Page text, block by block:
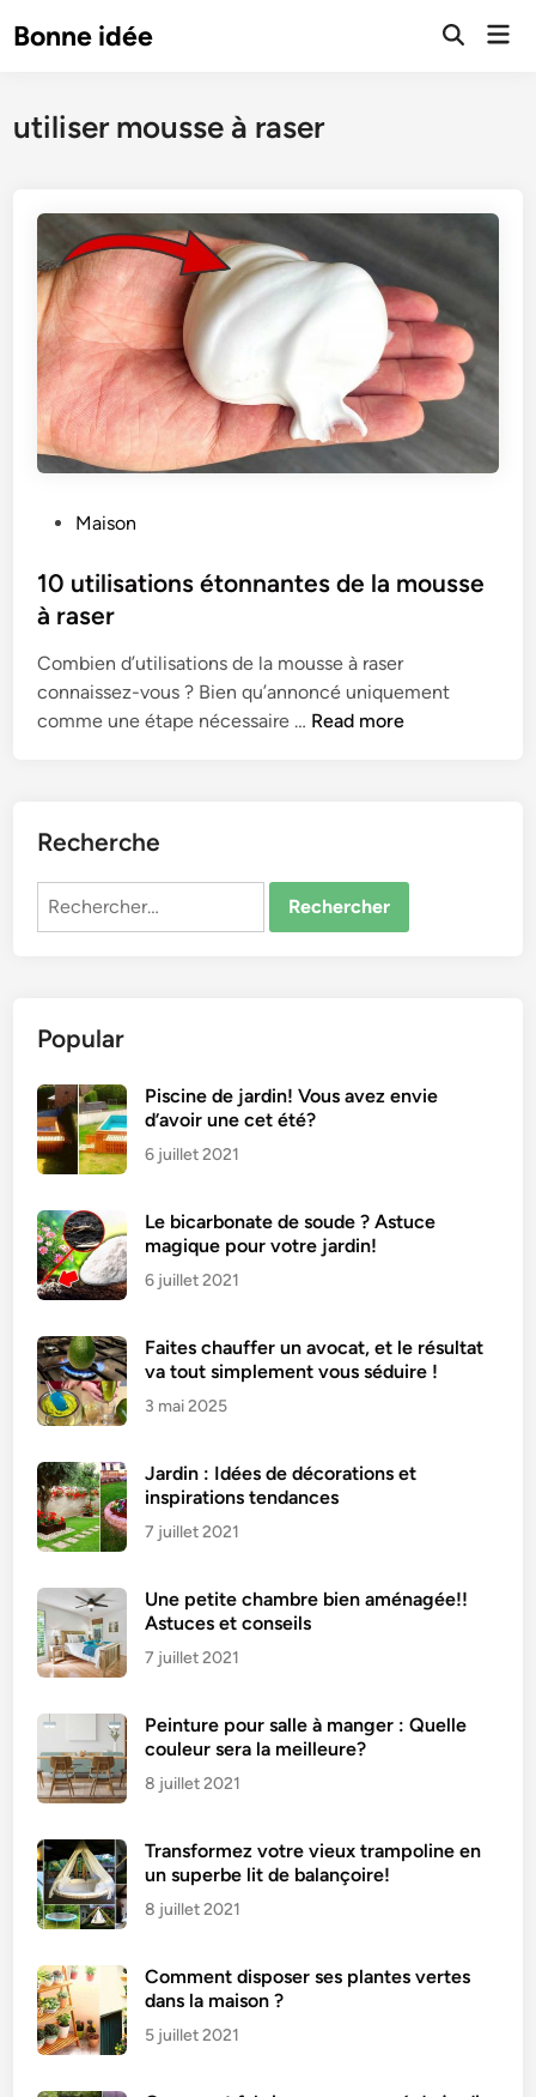
toBonne idée
Open
utiliser mousse à raser
s
t
d
i
n
Maison
10 utilisations étonnantes de la mousse
à raser
Combien d’utilisations de la mousse à raser
connaissez-vous ? Bien qu’annoncé uniquement
comme une étape nécessaire … 1
s
s
é
n
e
s
l
a
s
r
a
Read more
Recherche
Rechercher :
Popular
Piscine de jardin! Vous avez envie
d’avoir une cet été?
6 juillet 2021
Le bicarbonate de soude ? Astuce
magique pour votre jardin!
6 juillet 2021
Faites chauffer un avocat, et le résultat
va tout simplement vous séduire !
3 mai 2025
Jardin : Idées de décorations et
inspirations tendances
7 juillet 2021
Une petite chambre bien aménagée!!
Astuces et conseils
7 juillet 2021
Peinture pour salle à manger : Quelle
couleur sera la meilleure?
8 juillet 2021
Transformez votre vieux trampoline en
un superbe lit de balançoire!
8 juillet 2021
Comment disposer ses plantes vertes
dans la maison ?
5 juillet 2021